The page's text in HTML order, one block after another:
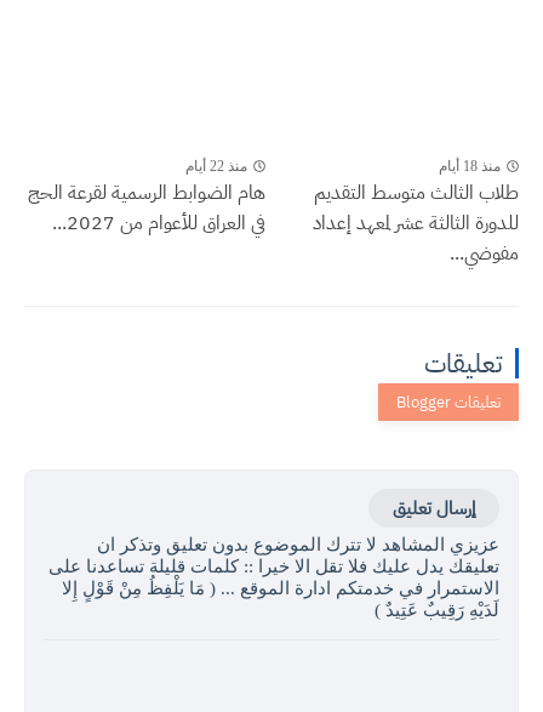
منذ 18 أيام
طلاب الثالث متوسط التقديم
للدورة الثالثة عشر لمعهد إعداد
مفوضي...
منذ 22 أيام
هام الضوابط الرسمية لقرعة الحج
في العراق للأعوام من 2027...
تعليقات
إرسال تعليق
عزيزي المشاهد لا تترك الموضوع بدون تعليق وتذكر ان
تعليقك يدل عليك فلا تقل الا خيرا :: كلمات قليلة تساعدنا على
الاستمرار في خدمتكم ادارة الموقع ... ( مَا يَلْفِظُ مِنْ قَوْلٍ إِلا
لَدَيْهِ رَقِيبٌ عَتِيدٌ )